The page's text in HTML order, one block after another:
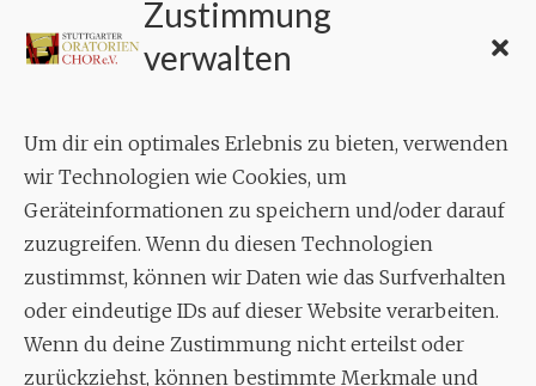
Zustimmung
verwalten
Um dir ein optimales Erlebnis zu bieten, verwenden
wir Technologien wie Cookies, um
Geräteinformationen zu speichern und/oder darauf
zuzugreifen. Wenn du diesen Technologien
zustimmst, können wir Daten wie das Surfverhalten
oder eindeutige IDs auf dieser Website verarbeiten.
Wenn du deine Zustimmung nicht erteilst oder
zurückziehst, können bestimmte Merkmale und
KONTAKT
Geschäftsstelle:
Aixheimer Str. 18
70619 Stuttgart
MUSIK
Musikalischer Leiter:
Enrico Trummer
Tel.+49 (0)177 / 34 23 57 1